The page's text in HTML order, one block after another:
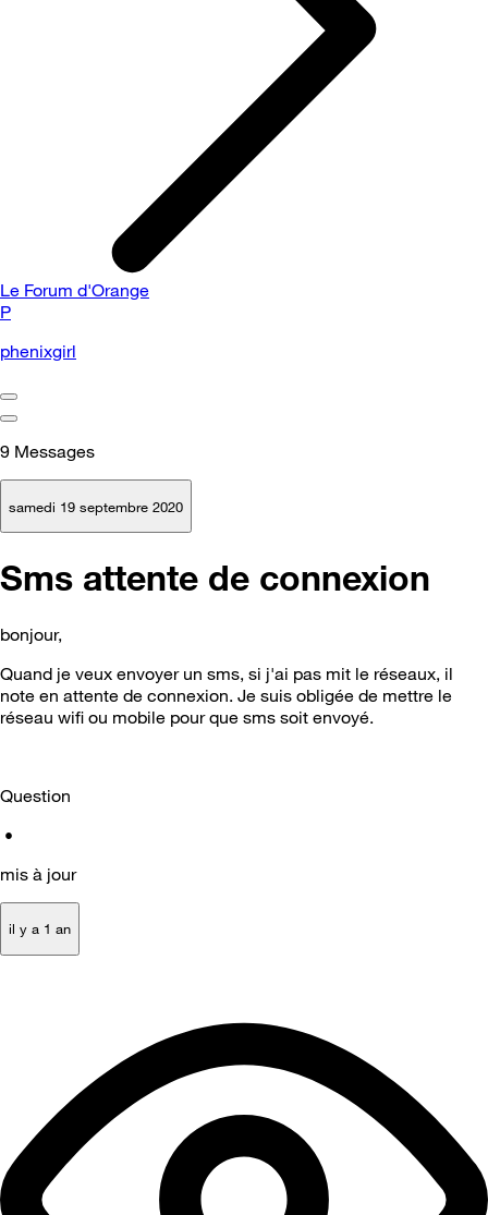
Le Forum d'Orange
P
phenixgirl
9 Messages
samedi 19 septembre 2020
Sms attente de connexion
bonjour,
Quand je veux envoyer un sms, si j'ai pas mit le réseaux, il
note en attente de connexion. Je suis obligée de mettre le
réseau wifi ou mobile pour que sms soit envoyé.
Question
•
mis à jour
il y a 1 an